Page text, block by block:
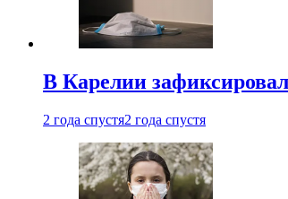
В Карелии
2 года спустя2 года спустя